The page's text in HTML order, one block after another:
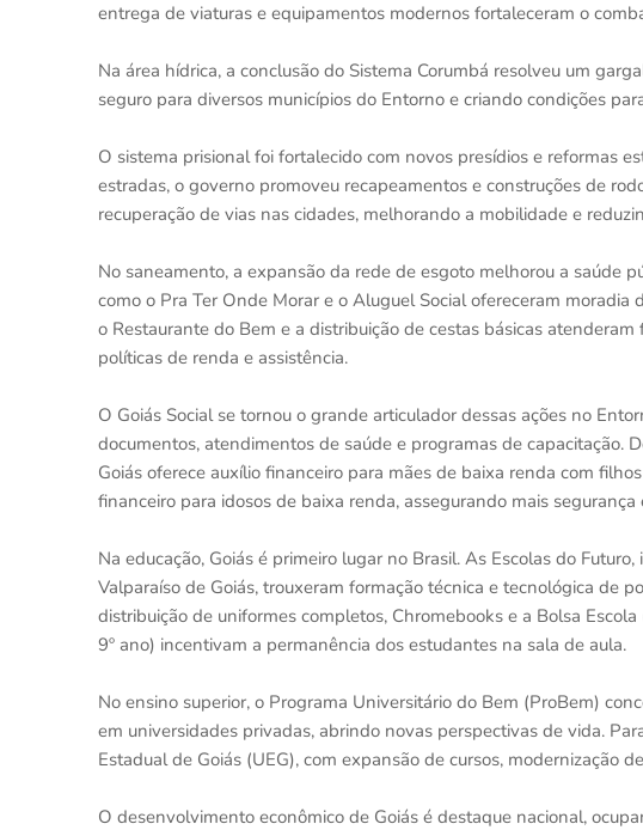
entrega de viaturas e equipamentos modernos fortaleceram o
Na área hídrica, a conclusão do Sistema Corumbá resolveu um
seguro para diversos municípios do Entorno e criando condições
O sistema prisional foi fortalecido com novos presídios e reformas
estradas, o governo promoveu recapeamentos e construções de
recuperação de vias nas cidades, melhorando a mobilidade e
No saneamento, a expansão da rede de esgoto melhorou a saúde
como o Pra Ter Onde Morar e o Aluguel Social ofereceram
o Restaurante do Bem e a distribuição de cestas básicas
políticas de renda e assistência.
O Goiás Social se tornou o grande articulador dessas ações no
documentos, atendimentos de saúde e programas de capacitação.
Goiás oferece auxílio financeiro para mães de baixa renda com
financeiro para idosos de baixa renda, assegurando mais
Na educação, Goiás é primeiro lugar no Brasil. As Escolas do
Valparaíso de Goiás, trouxeram formação técnica e tecnológica de
distribuição de uniformes completos, Chromebooks e a Bolsa
9º ano) incentivam a permanência dos estudantes na sala de aula.
No ensino superior, o Programa Universitário do Bem (ProBem)
em universidades privadas, abrindo novas perspectivas de vida.
Estadual de Goiás (UEG), com expansão de cursos, modernização
O desenvolvimento econômico de Goiás é destaque nacional,